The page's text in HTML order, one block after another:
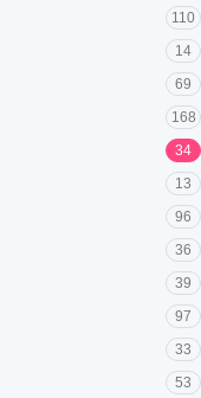
110
14
69
168
34
13
96
36
39
97
33
53